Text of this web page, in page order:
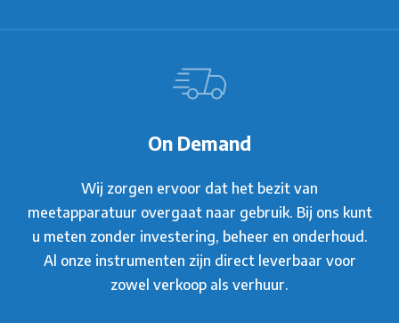
On Demand
Wij zorgen ervoor dat het bezit van
meetapparatuur overgaat naar gebruik. Bij ons kunt
u meten zonder investering, beheer en onderhoud.
Al onze instrumenten zijn direct leverbaar voor
zowel verkoop als verhuur.